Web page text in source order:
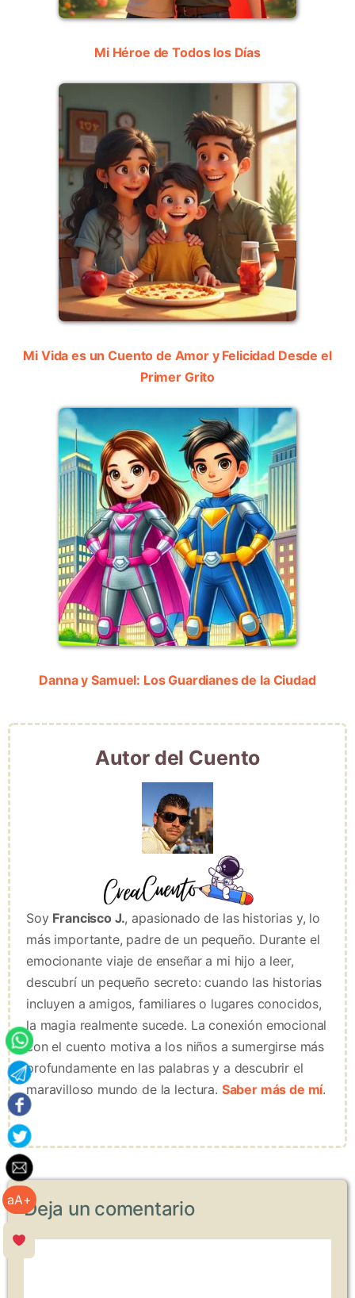
aA+
Mi Héroe de Todos los Días
Mi Vida es un Cuento de Amor y Felicidad Desde el
Primer Grito
Danna y Samuel: Los Guardianes de la Ciudad
Autor del Cuento
Soy Francisco J., apasionado de las historias y, lo
más importante, padre de un pequeño. Durante el
emocionante viaje de enseñar a mi hijo a leer,
descubrí un pequeño secreto: cuando las historias
incluyen a amigos, familiares o lugares conocidos,
la magia realmente sucede. La conexión emocional
con el cuento motiva a los niños a sumergirse más
profundamente en las palabras y a descubrir el
maravilloso mundo de la lectura. Saber más de mí.
Deja un comentario
Comentario